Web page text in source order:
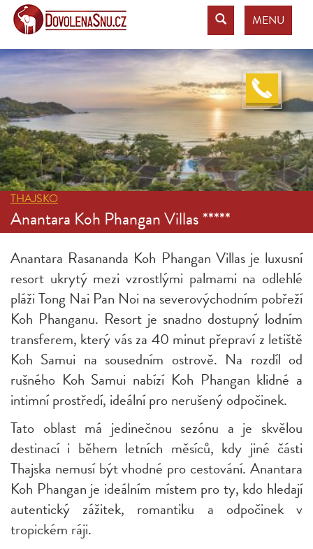
MENU
THAJSKO
Anantara Koh Phangan Villas *****
Anantara Rasananda Koh Phangan Villas je luxusní
resort ukrytý mezi vzrostlými palmami na odlehlé
pláži Tong Nai Pan Noi na severovýchodním pobřeží
Koh Phanganu. Resort je snadno dostupný lodním
transferem, který vás za 40 minut přepraví z letiště
Koh Samui na sousedním ostrově. Na rozdíl od
rušného Koh Samui nabízí Koh Phangan klidné a
intimní prostředí, ideální pro nerušený odpočinek.
Tato oblast má jedinečnou sezónu a je skvělou
destinací i během letních měsíců, kdy jiné části
Thajska nemusí být vhodné pro cestování. Anantara
Koh Phangan je ideálním místem pro ty, kdo hledají
autentický zážitek, romantiku a odpočinek v
tropickém ráji.